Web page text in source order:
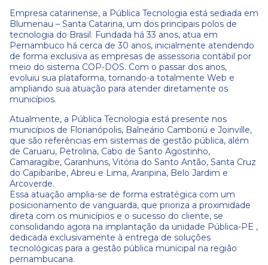
Empresa catarinense, a Pública Tecnologia está sediada em
Blumenau – Santa Catarina, um dos principais polos de
tecnologia do Brasil. Fundada há 33 anos, atua em
Pernambuco há cerca de 30 anos, inicialmente atendendo
de forma exclusiva as empresas de assessoria contábil por
meio do sistema COP-DOS. Com o passar dos anos,
evoluiu sua plataforma, tornando-a totalmente Web e
ampliando sua atuação para atender diretamente os
municípios.
Atualmente, a Pública Tecnologia está presente nos
municípios de Florianópolis, Balneário Camboriú e Joinville,
que são referências em sistemas de gestão pública, além
de Caruaru, Petrolina, Cabo de Santo Agostinho,
Camaragibe, Garanhuns, Vitória do Santo Antão, Santa Cruz
do Capibaribe, Abreu e Lima, Araripina, Belo Jardim e
Arcoverde.
Essa atuação amplia-se de forma estratégica com um
posicionamento de vanguarda, que prioriza a proximidade
direta com os municípios e o sucesso do cliente, se
consolidando agora na implantação da unidade Pública-PE ,
dedicada exclusivamente à entrega de soluções
tecnológicas para a gestão pública municipal na região
pernambucana.